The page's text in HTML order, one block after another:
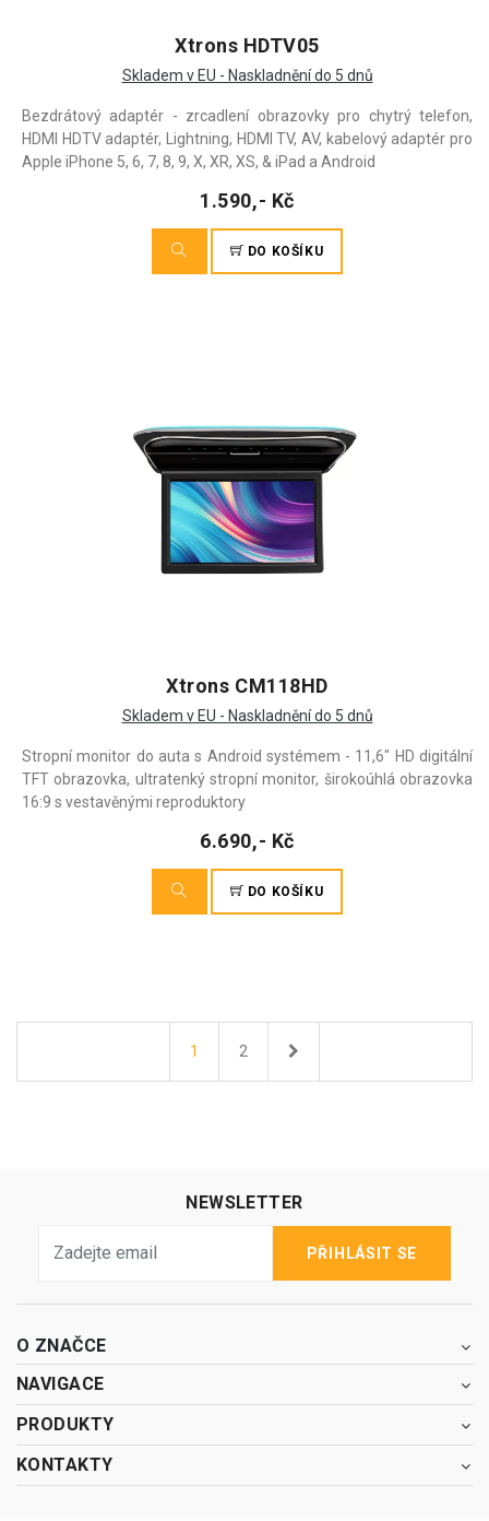
Xtrons HDTV05
Skladem v EU - Naskladnění do 5 dnů
Bezdrátový adaptér - zrcadlení obrazovky pro chytrý telefon,
HDMI HDTV adaptér, Lightning, HDMI TV, AV, kabelový adaptér pro
Apple iPhone 5, 6, 7, 8, 9, X, XR, XS, & iPad a Android
1.590,- Kč
DO KOŠÍKU
Xtrons CM118HD
Skladem v EU - Naskladnění do 5 dnů
Stropní monitor do auta s Android systémem - 11,6" HD digitální
TFT obrazovka, ultratenký stropní monitor, širokoúhlá obrazovka
16:9 s vestavěnými reproduktory
6.690,- Kč
DO KOŠÍKU
1 2
NEWSLETTER
PŘIHLÁSIT SE
O ZNAČCE
NAVIGACE
PRODUKTY
KONTAKTY